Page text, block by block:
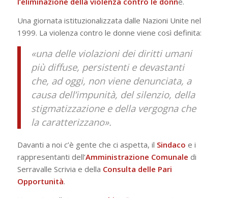
Una giornata istituzionalizzata dalle Nazioni Unite nel
1999. La violenza contro le donne viene così definita:
«una delle violazioni dei diritti umani
più diffuse, persistenti e devastanti
che, ad oggi, non viene denunciata, a
causa dell’impunità, del silenzio, della
stigmatizzazione e della vergogna che
la caratterizzano».
Davanti a noi c’è gente che ci aspetta, il Sindaco e i
rappresentanti dell’Amministrazione Comunale di
Serravalle Scrivia e della Consulta delle Pari
Opportunità.